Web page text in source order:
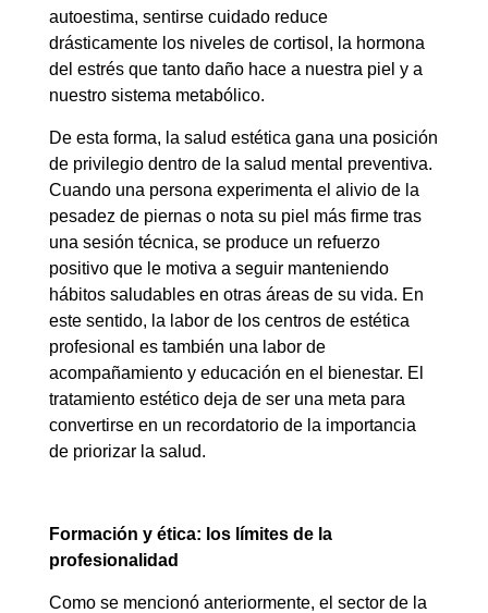
autoestima, sentirse cuidado reduce
drásticamente los niveles de cortisol, la hormona
del estrés que tanto daño hace a nuestra piel y a
nuestro sistema metabólico.
De esta forma, la salud estética gana una posición
de privilegio dentro de la salud mental preventiva.
Cuando una persona experimenta el alivio de la
pesadez de piernas o nota su piel más firme tras
una sesión técnica, se produce un refuerzo
positivo que le motiva a seguir manteniendo
hábitos saludables en otras áreas de su vida. En
este sentido, la labor de los centros de estética
profesional es también una labor de
acompañamiento y educación en el bienestar. El
tratamiento estético deja de ser una meta para
convertirse en un recordatorio de la importancia
de priorizar la salud.
Formación y ética: los límites de la
profesionalidad
Como se mencionó anteriormente, el sector de la